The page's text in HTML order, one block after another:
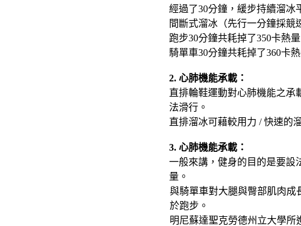
經過了30分鐘，緩步持續溜冰
間斷式溜冰（先行一分鐘採競
跑步30分鐘共耗掉了350卡熱
騎單車30分鐘共耗掉了360卡
2. 心肺機能承載：
直排輪鞋運動對心肺機能之承
法滑行。
直排溜冰可藉較用力 / 快速的
3. 心肺機能承載：
一般來講，健身的目的是要設
量。
與騎單車對大腿與臀部肌肉成
於跑步。
明尼蘇達聖克勞德州立大學